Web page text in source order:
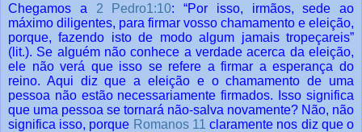
Chegamos a 2 Pedro1:10: “Por isso, irmãos, sede ao
máximo diligentes, para firmar vosso chamamento e eleição,
porque, fazendo isto de modo algum jamais tropeçareis”
(lit.). Se alguém não conhece a verdade acerca da eleição,
ele não verá que isso se refere a firmar a esperança do
reino. Aqui diz que a eleição e o chamamento de uma
pessoa não estão necessariamente firmados. Isso significa
que uma pessoa se tornará não-salva novamente? Não, não
significa isso, porque Romanos 11 claramente nos diz que o